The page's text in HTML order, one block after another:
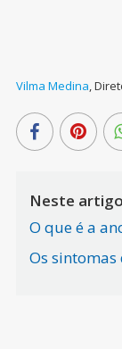
Vilma Medina,
Neste artigo
O que é a
Os sintomas